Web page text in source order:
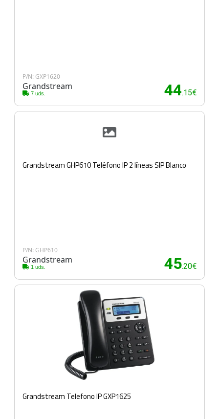
P/N: GXP1620
Grandstream
7 uds. 44.15€
Grandstream GHP610 Teléfono IP 2 líneas SIP Blanco
P/N: GHP610
Grandstream
1 uds. 45.20€
Grandstream Telefono IP GXP1625